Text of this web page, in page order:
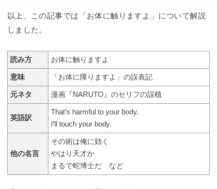
以上、この記事では「お体に触りますよ」について解説
しました。
読み方 お体に触りますよ
意味 「お体に障りますよ」の誤表記
元ネタ 漫画『NARUTO』のセリフの誤植
英語訳
That’s harmful to your body.
I’ll touch your body.
他の名言
その術は俺に効く
やはり天才か
まるで蛇博士だ など